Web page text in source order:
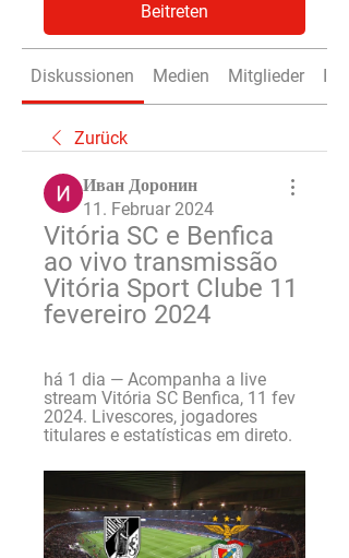
Beitreten
Diskussionen Medien Mitglieder Info
Zurück
Иван Доронин
11. Februar 2024
Vitória SC e Benfica
ao vivo transmissão
Vitória Sport Clube 11
fevereiro 2024
há 1 dia — Acompanha a live
stream Vitória SC Benfica, 11 fev
2024. Livescores, jogadores
titulares e estatísticas em direto.